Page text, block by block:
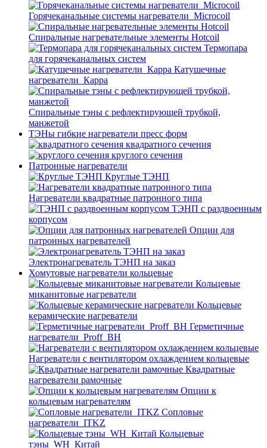
Горячеканальные системы нагреватели_Microcoil
Спиральные нагревательные элементы Hotcoil
Термопара
для горячеканальных систем
Катушечные
нагреватели_Карра
Спиральные тэны с рефлектирующей трубкой,
манжетой
ТЭНы гибкие нагреватели пресс форм
квадратного сечения
круглого сечения
Патронные нагреватели
Круглые ТЭНП
Нагреватели квадратные патронного типа
ТЭНП с раздвоенным
корпусом
Опции для
патронных нагревателей
Электронагреватель ТЭНП на заказ
Хомутовые нагреватели кольцевые
Кольцевые
миканитовые нагреватели
Кольцевые
керамические нагреватели
Герметичные
нагреватели_Proff_BH
Нагреватели с вентилятором охлаждением кольцевые
Квадратные
нагреватели рамочные
Опции к
кольцевым нагревателям
Cопловые
нагреватели_ITKZ
Кольцевые
тэны_WH_Китай